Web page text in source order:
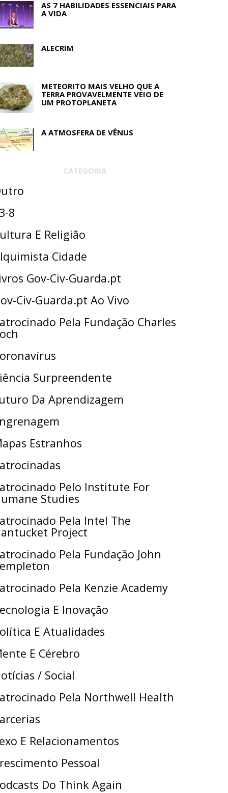
AS 7 HABILIDADES ESSENCIAIS PARA
A VIDA
ALECRIM
METEORITO MAIS VELHO QUE A
TERRA PROVAVELMENTE VEIO DE
UM PROTOPLANETA
A ATMOSFERA DE VÊNUS
CATEGORIA
8
E Religião
Cidade
Gov-Civ-Guarda.pt
Civ-Guarda.pt Ao Vivo
Pela Fundação Charles
Surpreendente
Da Aprendizagem
Estranhos
Pelo Institute For
Studies
Pela Intel The
Project
Pela Fundação John
Pela Kenzie Academy
E Inovação
E Atualidades
E Cérebro
/ Social
Pela Northwell Health
E Relacionamentos
Pessoal
Do Think Again